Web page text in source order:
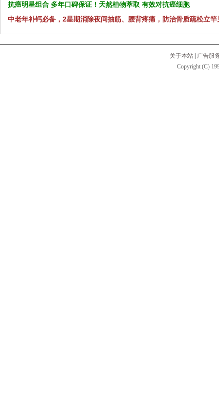
抗癌明星组合 多年口碑保证！天然植物萃取 有效对抗癌细胞
中老年补钙必备，2星期消除夜间抽筋、腰背疼痛，防治骨质疏松立竿
关于本站
广告服
Copyright (C)